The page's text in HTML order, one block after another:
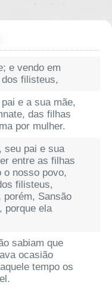
e vendo em
filisteus,
e a sua mãe,
das filhas
por mulher.
seu pai e sua
entre as filhas
o nosso povo,
filisteus,
Sansão
porque ela
sabiam que
ocasião
tempo os